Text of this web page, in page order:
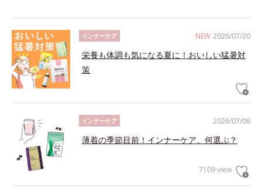
NEW 2026/07/20
インナーケア
栄養も体調も気になる夏に！おいしい猛暑対
策
2026/07/06
インナーケア
薄着の季節目前！インナーケア、何選ぶ？
7109 view